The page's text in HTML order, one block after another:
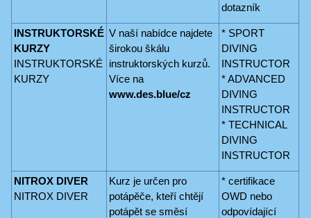
dotazník
INSTRUKTORSKÉ
KURZY
INSTRUKTORSKÉ
KURZY
V naší nabídce najdete
širokou škálu
instruktorských kurzů.
Více na
www.des.blue/cz
* SPORT
DIVING
INSTRUCTOR
* ADVANCED
DIVING
INSTRUCTOR
* TECHNICAL
DIVING
INSTRUCTOR
NITROX DIVER
NITROX DIVER
Kurz je určen pro
potápěče, kteří chtějí
potápět se směsí
* certifikace
OWD nebo
odpovídající